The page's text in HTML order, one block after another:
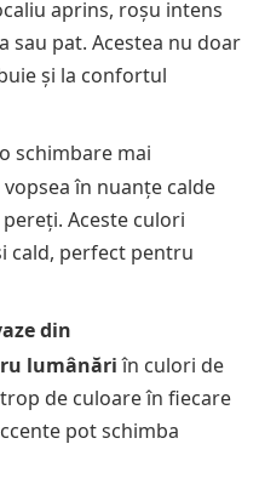
aprins, roșu intens
sau pat. Acestea nu doar
și la confortul
schimbare mai
în nuanțe calde
pereți. Aceste culori
cald, perfect pentru
din
lumânăriîn culori de
de culoare în fiecare
pot schimba